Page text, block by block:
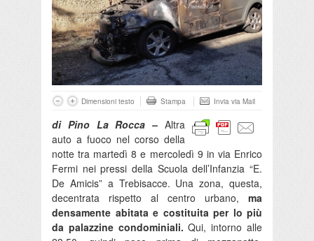
Dimensioni testo Stampa Invia via Mail
di Pino La Rocca – Altra
auto a fuoco nel corso della
notte tra martedì 8 e mercoledì 9 in via Enrico
Fermi nei pressi della Scuola dell’Infanzia “E.
De Amicis” a Trebisacce. Una zona, questa,
decentrata rispetto al centro urbano, ma
densamente abitata e costituita per lo più
da palazzine condominiali. Qui, intorno alle